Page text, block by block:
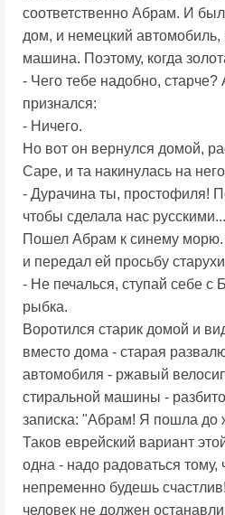
соответственно Абрам. И
дом, и немецкий автомобиль,
машина. Поэтому, когда
- Чего тебе надобно,
признался:
- Ничего.
Но вот он вернулся домой,
Саре, и та накинулась на
- Дурачина ты, простофиля!
чтобы сделала нас русскими...
Пошел Абрам к синему
и передал ей просьбу
- Не печалься, ступай себе с
рыбка.
Воротился старик домой и
вместо дома - старая
автомобиля - ржавый
стиральной машины -
записка: "Абрам! Я пошла до
Таков еврейский вариант
одна - надо радоваться тому,
непременно будешь
человек не должен